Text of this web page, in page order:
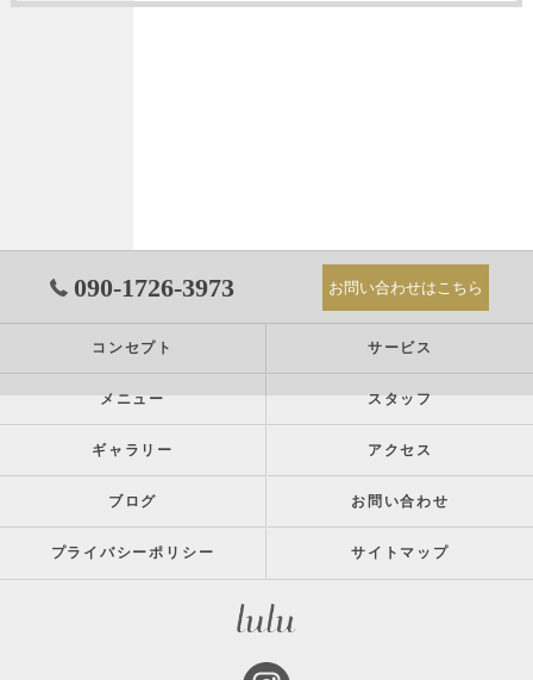
090-1726-3973 お問い合わせはこちら
コンセプト サービス
メニュー スタッフ
ギャラリー アクセス
ブログ お問い合わせ
プライバシーポリシー サイトマップ